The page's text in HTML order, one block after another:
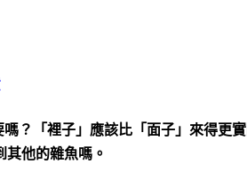
嗎？「裡子」應該比「面子」來得更
他的雜魚嗎。